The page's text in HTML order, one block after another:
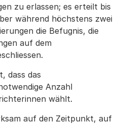
zu erlassen; es erteilt bis
während höchstens zwei
die Befugnis, die
auf dem
dass das
Anzahl
wählt.
auf den Zeitpunkt, auf